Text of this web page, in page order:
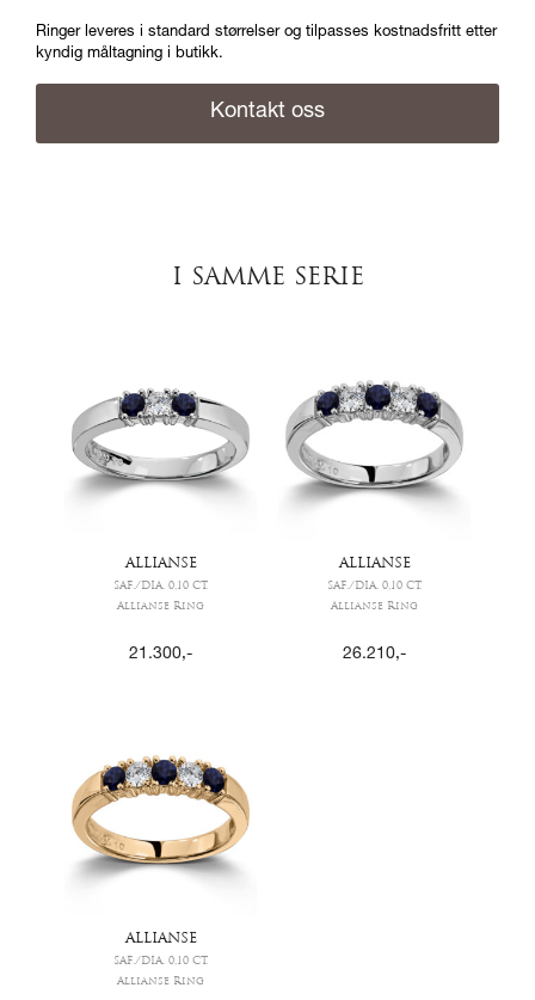
Ringer leveres i standard størrelser og tilpasses kostnadsfritt etter
kyndig måltagning i butikk.
Kontakt oss
I SAMME SERIE
ALLIANSE
SAF./DIA. 0,10 CT.
Allianse Ring
21.300,-
ALLIANSE
SAF./DIA. 0,10 CT.
Allianse Ring
26.210,-
ALLIANSE
SAF./DIA. 0,10 CT.
Allianse Ring